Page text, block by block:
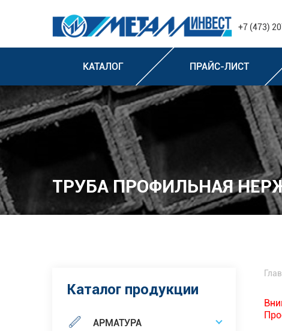
+7 (473)
КАТАЛОГ ПРАЙС-ЛИСТ
ТРУБА ПРОФИЛЬНАЯ
Каталог продукции
АРМАТУРА